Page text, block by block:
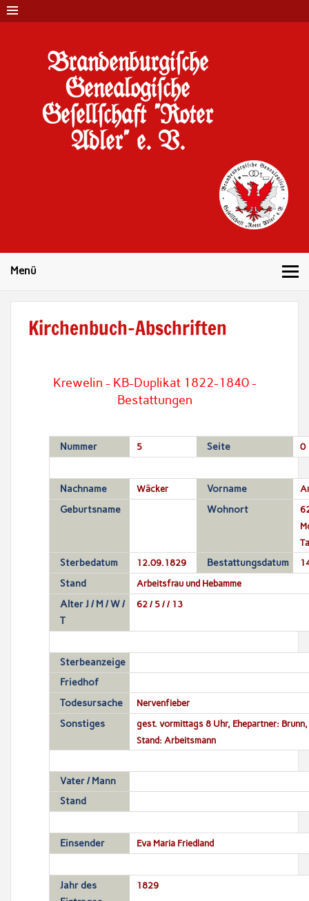
Brandenburgi#che
Genealogi#che
Ge#ell#chaft "Roter
Adler" e. V.
Menü
Kirchenbuch-Abschriften
Krewelin - KB-Duplikat 1822-1840 -
Bestattungen
Nummer 5 Seite 0
Nachname Wäcker Vorname
Geburtsname Wohnort
Sterbedatum 12.09.1829 Bestattungsdatum
Stand Arbeitsfrau und Hebamme
Alter J / M / W /
T
62 / 5 / / 13
Sterbeanzeige
Friedhof
Todesursache
Nervenfieber
Sonstiges
gest. vormittags 8 Uhr, Ehepartner:
Stand: Arbeitsmann
Vater / Mann
Stand
Einsender Eva Maria Friedland
Jahr des
1829